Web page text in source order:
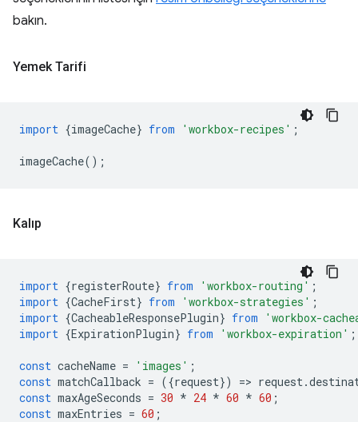
bakın.
Yemek Tarifi
import {imageCache} from 'workbox-recipes' ;
imageCache();
Kalıp
import {registerRoute} from 'workbox-routing' ;
import {CacheFirst} from 'workbox-strategies' ;
import {CacheableResponsePlugin} from
'workbox-
import {ExpirationPlugin} from 'workbox-expiration' ;
const cacheName = 'images' ;
const matchCallback = ({request}) => request.
const maxAgeSeconds = 30 * 24 * 60 * 60 ;
const maxEntries = 60 ;